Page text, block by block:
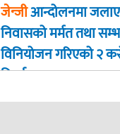
जेन्जीआन्दोलनमा
निवासको मर्मत तथा
विनियोजन गरिएको २
फिर्ता